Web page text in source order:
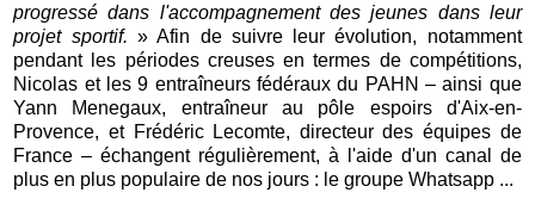
progressé dans l'accompagnement des jeunes dans leur
projet sportif. » Afin de suivre leur évolution, notamment
pendant les périodes creuses en termes de compétitions,
Nicolas et les 9 entraîneurs fédéraux du PAHN – ainsi que
Yann Menegaux, entraîneur au pôle espoirs d'Aix-en-
Provence, et Frédéric Lecomte, directeur des équipes de
France – échangent régulièrement, à l'aide d'un canal de
plus en plus populaire de nos jours : le groupe Whatsapp ...